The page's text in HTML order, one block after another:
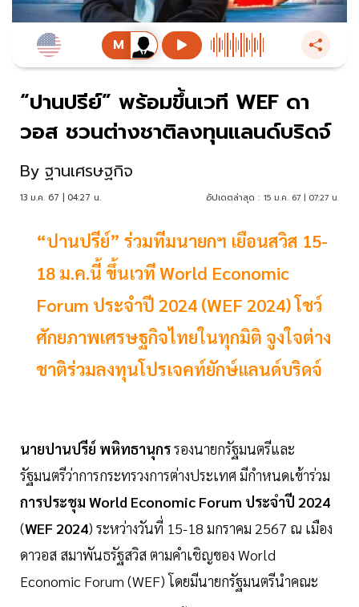
“ปานปรีย์” พร้อมขึ้นเวที WEF ดา
วอส ชวนต่างชาติลงทุนแลนด์บริดจ์
By ฐานเศรษฐกิจ
13 ม.ค. 67 | 04:27 น. อัปเดตล่าสุด : 15 ม.ค. 67 | 07:27 น.
“ปานปรีย์” ร่วมทีมนายกฯ เยือนสวิส 15-
18 ม.ค.นี้ ขึ้นเวที World Economic
Forum ประจำปี 2024 (WEF 2024) โชว์
ศักยภาพเศรษฐกิจไทยในทุกมิติ จูงใจต่าง
ชาติร่วมลงทุนโปรเจคท์ยักษ์แลนด์บริดจ์
นายปานปรีย์ พหิทธานุกรรองนายกรัฐมนตรีและ
รัฐมนตรีว่าการกระทรวงการต่างประเทศ มีกำหนดเข้าร่วม
การประชุม World Economic Forum ประจำปี 2024
(WEF 2024) ระหว่างวันที่ 15-18 มกราคม 2567 ณ เมือง
ดาวอส สมาพันธรัฐสวิส ตามคำเชิญของ World
Economic Forum (WEF) โดยมีนายกรัฐมนตรีนำคณะ